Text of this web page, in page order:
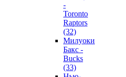
-
Toronto
Raptors
(32)
Милуоки
Бакс -
Bucks
(33)